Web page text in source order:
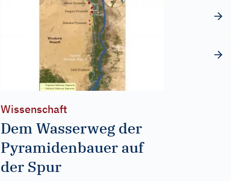
Wissenschaft
Dem Wasserweg der
Pyramidenbauer auf
der Spur